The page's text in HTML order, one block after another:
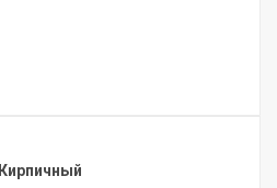
Кирпичный